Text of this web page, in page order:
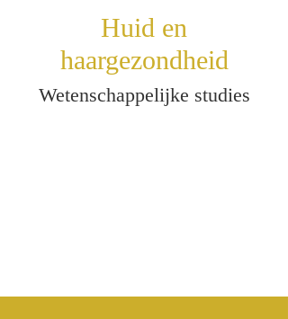
Huid en
haargezondheid
Wetenschappelijke studies